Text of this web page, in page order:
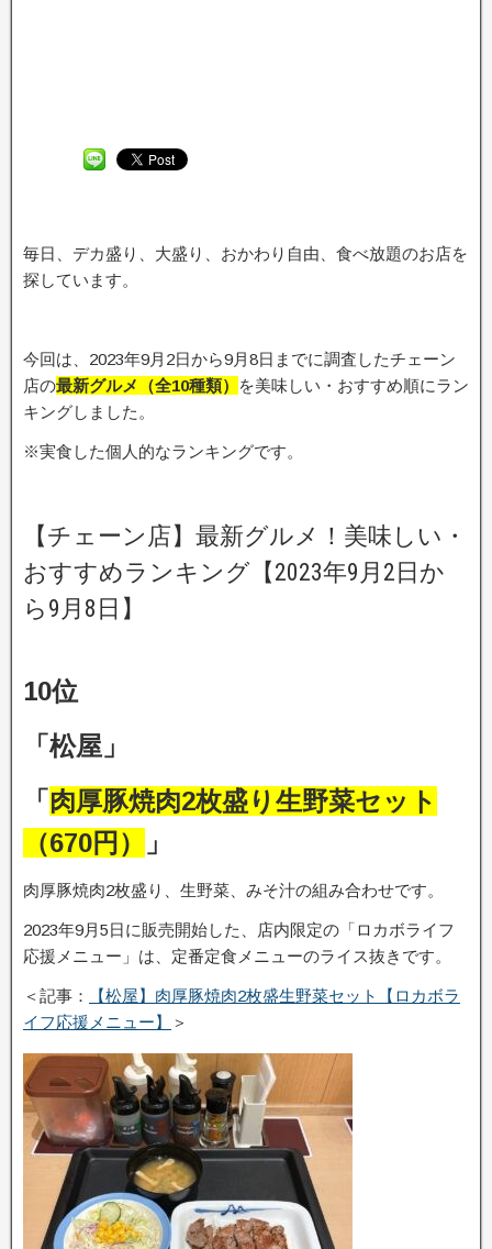
毎日、デカ盛り、大盛り、おかわり自由、食べ放題のお店を
探しています。
今回は、2023年9月2日から9月8日までに調査したチェーン
店の最新グルメ（全10種類）
を美味しい・おすすめ順にラン
キングしました。
※実食した個人的なランキングです。
【チェーン店】最新グルメ！美味しい・
おすすめランキング【2023年9月2日か
ら9月8日】
10位
「松屋」
「 肉厚豚焼肉2枚盛り生野菜セット
（670円）
」
肉厚豚焼肉2枚盛り、生野菜、みそ汁の組み合わせです。
2023年9月5日に販売開始した、店内限定の「ロカボライフ
応援メニュー」は、定番定食メニューのライス抜きです。
＜記事：
【松屋】肉厚豚焼肉2枚盛生野菜セット【ロカボラ
イフ応援メニュー】
＞